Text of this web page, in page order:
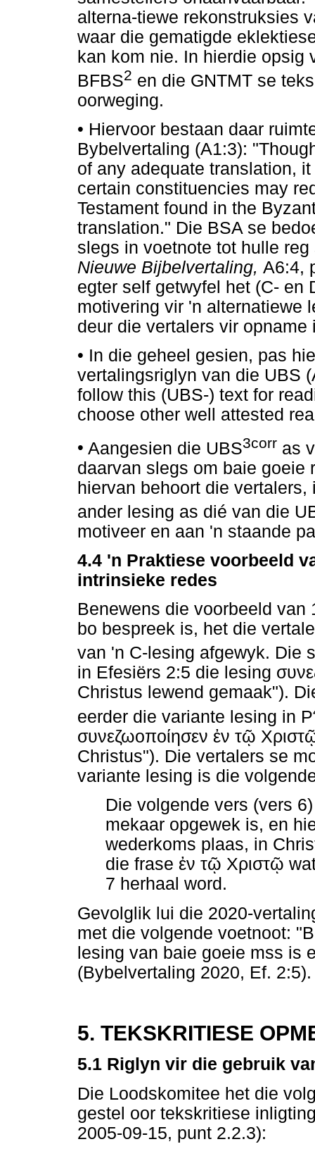
alterna-tiewe rekonstruksies
waar die gematigde
kan kom nie. In hierdie opsig
BFBS2 en die GNTMT se
oorweging.
• Hiervoor bestaan daar
Bybelvertaling (A1:3):
of any adequate translation,
certain constituencies may
Testament found in the
translation." Die BSA se
slegs in voetnote tot hulle
Nieuwe Bijbelvertaling, A6:4,
egter self getwyfel het (C- en
motivering vir 'n alternatiewe
deur die vertalers vir
• In die geheel gesien, pas
vertalingsriglyn van die UBS
follow this (UBS-) text for
choose other well attested
• Aangesien die UBS3corr as
daarvan slegs om baie goeie
hiervan behoort die
ander lesing as dié van die
motiveer en aan 'n staande
4.4 'n Praktiese voorbeeld
intrinsieke redes
Benewens die voorbeeld van
bo bespreek is, het die
van 'n C-lesing afgewyk. Die
in Efesiërs 2:5 die lesing
Christus lewend gemaak").
eerder die variante lesing in P
συνεζωοποίησεν ἐν τῷ
Christus"). Die vertalers se
variante lesing is die
Die volgende vers (vers
mekaar opgewek is, en
wederkoms plaas, in
die frase ἐν τῷ Χριστῷ
7 herhaal word.
Gevolglik lui die 2020-
met die volgende voetnoot:
lesing van baie goeie mss is
(Bybelvertaling 2020, Ef. 2:5).
5. TEKSKRITIESE
5.1 Riglyn vir die gebruik
Die Loodskomitee het die
gestel oor tekskritiese
2005-09-15, punt 2.2.3):